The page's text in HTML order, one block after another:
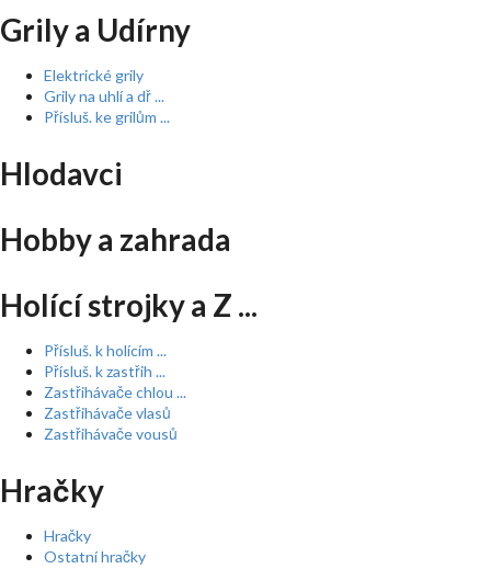
Grily a Udírny
Elektrické grily
Grily na uhlí a dř ...
Přísluš. ke grilům ...
Hlodavci
Hobby a zahrada
Holící strojky a Z ...
Přísluš. k holícím ...
Přísluš. k zastřih ...
Zastřihávače chlou ...
Zastřihávače vlasů
Zastřihávače vousů
Hračky
Hračky
Ostatní hračky